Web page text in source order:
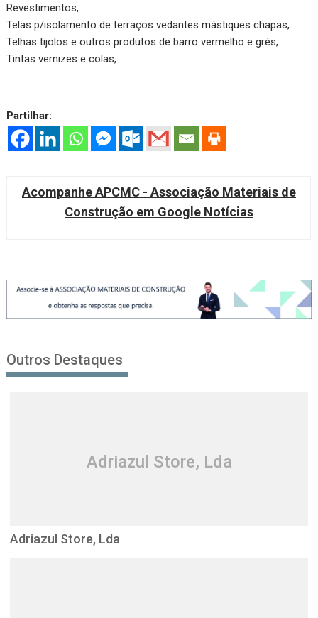
Revestimentos,
Telas p/isolamento de terraços vedantes mástiques chapas,
Telhas tijolos e outros produtos de barro vermelho e grés,
Tintas vernizes e colas,
Partilhar:
Acompanhe APCMC - Associação Materiais de
Construção em Google Notícias
Outros Destaques
Adriazul Store, Lda
Adriazul Store, Lda